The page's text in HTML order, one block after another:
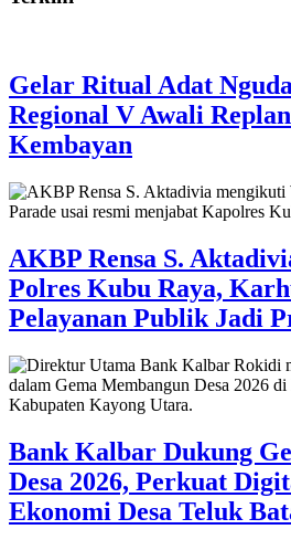
Gelar Ritual Adat
Regional V Awali
Kembayan
AKBP Rensa S.
Polres Kubu Raya,
Pelayanan Publik Jadi
Bank Kalbar Dukung
Desa 2026, Perkuat
Ekonomi Desa Teluk